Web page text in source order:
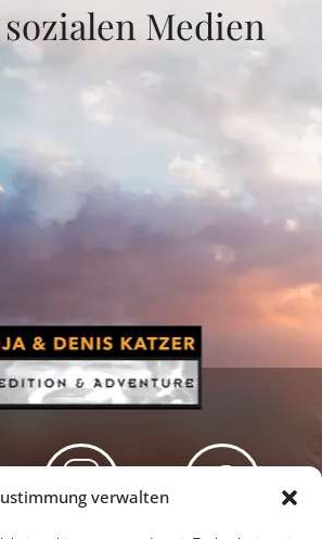
verwalten
Medien